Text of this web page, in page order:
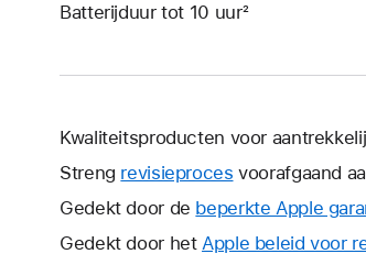
Batterijduur tot 10 uur²
Kwaliteitsproducten voor
Streng revisieproces voorafgaand
Gedekt door de beperkte Apple
Gedekt door het Apple beleid voor